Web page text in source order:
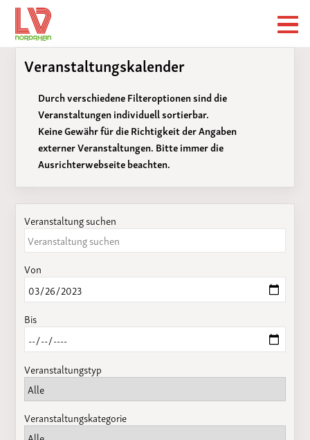
Veranstaltungskalender
Durch verschiedene Filteroptionen sind die
Veranstaltungen individuell sortierbar.
Keine Gewähr für die Richtigkeit der Angaben
externer Veranstaltungen. Bitte immer die
Ausrichterwebseite beachten.
Veranstaltung suchen
Von
Bis
Veranstaltungstyp
Veranstaltungskategorie